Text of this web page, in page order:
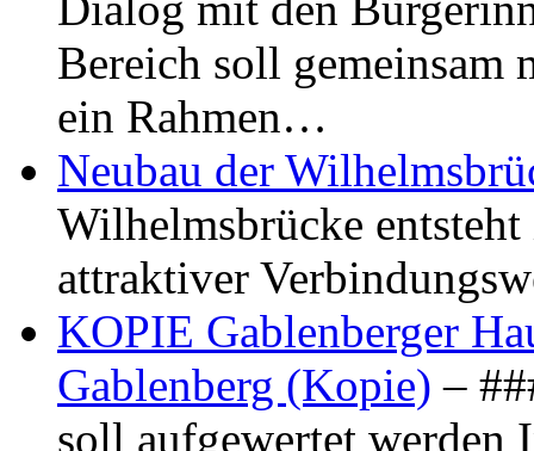
Bereich soll gemeinsam
ein Rahmen…
Neubau der
Wilhelmsbrücke
attraktiver
KOPIE Gablenberger
Gablenberg (Kopie) –
soll aufgewertet werden